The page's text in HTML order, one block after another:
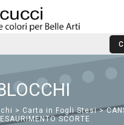
> Carta in Fogli Stesi>
SCORTE